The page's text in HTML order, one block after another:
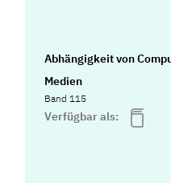
Abhängigkeit von
Medien
Band 115
Verfügbar als: